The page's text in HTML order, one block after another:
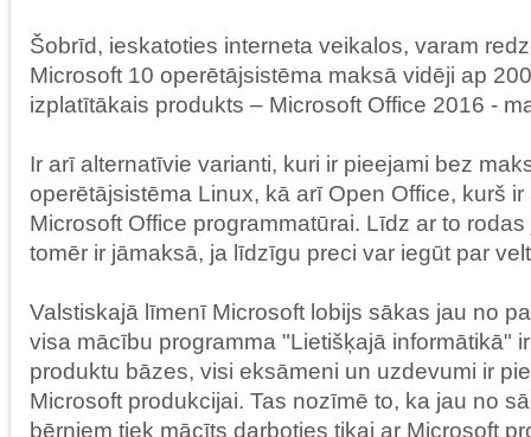
Šobrīd, ieskatoties interneta veikalos, varam
Microsoft 10 operētājsistēma maksā vidēji ap
izplatītākais produkts – Microsoft Office 2016 -
Ir arī alternatīvie varianti, kuri ir pieejami bez
operētājsistēma Linux, kā arī Open Office, kurš
Microsoft Office programmatūrai. Līdz ar to
tomēr ir jāmaksā, ja līdzīgu preci var iegūt par
Valstiskajā līmenī Microsoft lobijs sākas jau no
visa mācību programma "Lietišķajā informātikā"
produktu bāzes, visi eksāmeni un uzdevumi ir
Microsoft produkcijai. Tas nozīmē to, ka jau no
bērniem tiek mācīts darboties tikai ar Microsoft